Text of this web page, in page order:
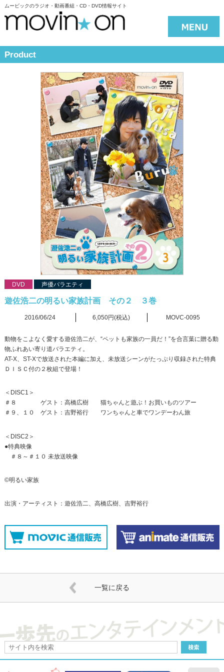
ムービックのラジオ・動画番組・CD・DVD情報サイト
Product
DVD 声優バラエティ
遊佐浩二の明るい家族計画 その２ ３巻
2016/06/24 6,050円(税込) MOVC-0095
動物をこよなく愛する遊佐浩二が、“ペットも家族の一員だ！”を合言葉に贈る動
物ふれあい寄り道バラエティ。
AT-X、ST-Xで放送された本編に加え、未放送シーンがたっぷり収録された特典
ＤＩＳＣ付の２枚組で登場！
＜DISC1＞
＃８ ゲスト：高橋広樹 猫ちゃんと遊ぶ！お買いものツアー
＃９、１０ ゲスト：吉野裕行 ワンちゃんと車でワンデーわん旅
＜DISC2＞
●特典映像
＃８～＃１０ 未放送映像
©明るい家族
出演・アーティスト：遊佐浩二、高橋広樹、吉野裕行
一覧に戻る